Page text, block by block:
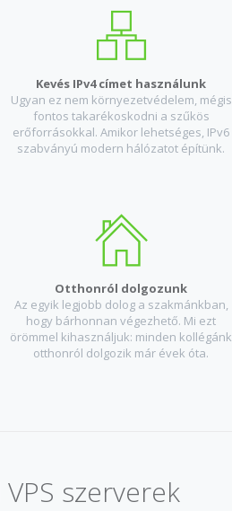
Kevés IPv4 címet használunk
Ugyan ez nem környezetvédelem, mégis
fontos takarékoskodni a szűkös
erőforrásokkal. Amikor lehetséges, IPv6
szabványú modern hálózatot építünk.
Otthonról dolgozunk
Az egyik legjobb dolog a szakmánkban,
hogy bárhonnan végezhető. Mi ezt
örömmel kihasználjuk: minden kollégánk
otthonról dolgozik már évek óta.
VPS szerverek